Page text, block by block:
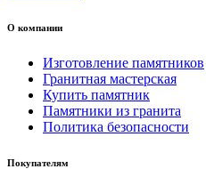
О компании
Изготовление памятников
Гранитная мастерская
Купить памятник
Памятники из гранита
Политика безопасности
Покупателям